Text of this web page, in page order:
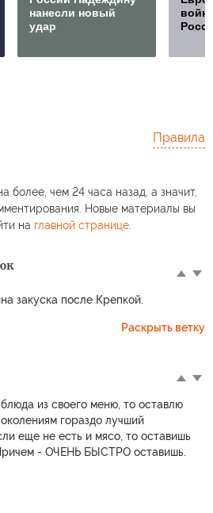
нанесли новый
удар
Правила
более, чем 24 часа назад, а значит,
Новые материалы вы
на главной странице.
закуска после Крепкой.
Раскрыть ветку
из своего меню, то оставлю
гораздо лучший
если еще не есть и мясо, то оставишь
- ОЧЕНЬ БЫСТРО оставишь.